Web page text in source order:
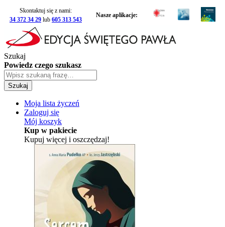
Skontaktuj się z nami:
34 372 34 29 lub 605 313 543
Nasze aplikacje:
Szukaj
Powiedz czego szukasz
Szukaj
Moja lista życzeń
Zaloguj się
Mój koszyk
Kup w pakiecie
Kupuj więcej i oszczędzaj!